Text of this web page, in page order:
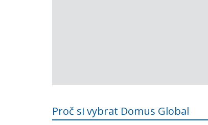
Proč si vybrat Domus Global